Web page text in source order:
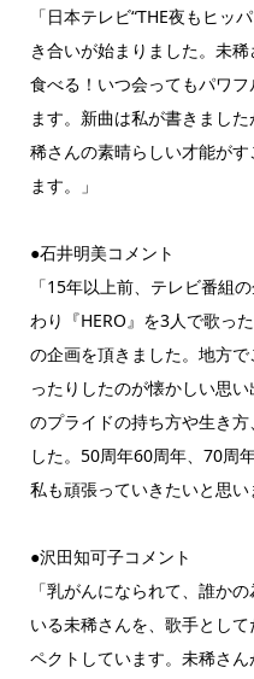
「日本テレビ“THE夜もヒッ
き合いが始まりました。未
食べる！いつ会ってもパワ
ます。新曲は私が書きまし
稀さんの素晴らしい才能が
ます。」
●石井明美コメント
「15年以上前、テレビ番組
わり『HERO』を3人で歌っ
の企画を頂きました。地方
ったりしたのが懐かしい思
のプライドの持ち方や生き
した。50周年60周年、70周
私も頑張っていきたいと思い
●沢田知可子コメント
「乳がんになられて、誰か
いる未稀さんを、歌手とし
ペクトしています。未稀さ